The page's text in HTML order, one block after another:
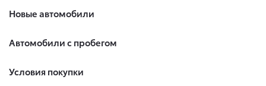
Новые автомобили
Автомобили с пробегом
Условия покупки